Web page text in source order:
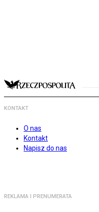
KONTAKT
O nas
Kontakt
Napisz do nas
REKLAMA I PRENUMERATA